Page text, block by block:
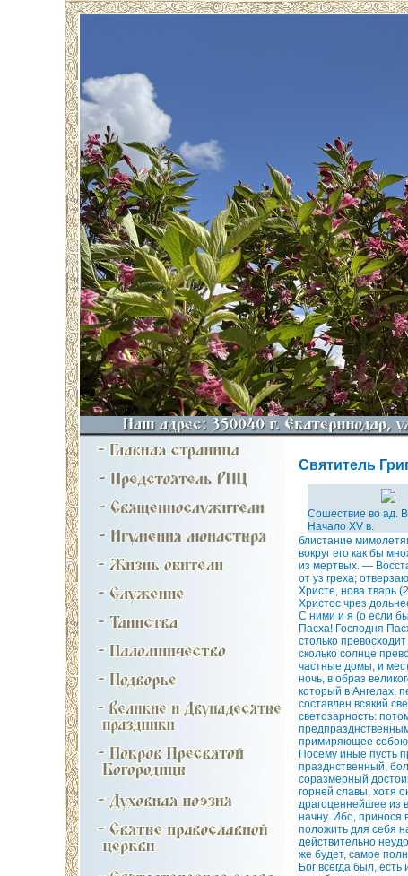
Cвятитель
Сошествие во ад.
Начало XV в.
блистание
вокруг его как бы
из мертвых. —
от уз греха;
Христе, нова тварь
Христос чрез
С ними и я (о если
Пасха! Господня
столько
сколько солнце
частные домы, и
ночь, в образ
который в Ангелах,
составлен всякий
светозарность:
примиряющее собою
Посему иные пусть
празднственный,
соразмерный
горней славы, хотя
драгоценнейшее из
начну. Ибо, принося
положить для себя
действительно
же будет, самое
Бог всегда был,